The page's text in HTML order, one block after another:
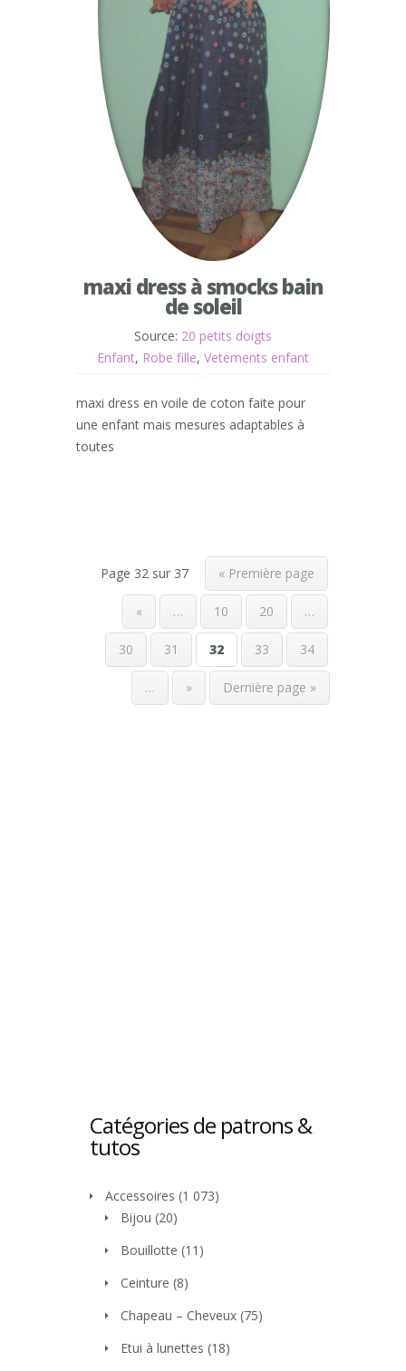
maxi dress à smocks bain
de soleil
Source: 20 petits doigts
Enfant, Robe fille, Vetements enfant
maxi dress en voile de coton faite pour
une enfant mais mesures adaptables à
toutes
Page 32 sur 37 « Première page
« … 10 20 …
30 31 32 33 34
… » Dernière page »
Catégories de patrons &
tutos
Accessoires (1 073)
Bijou (20)
Bouillotte (11)
Ceinture (8)
Chapeau – Cheveux (75)
Etui à lunettes (18)